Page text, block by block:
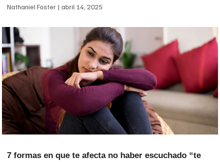
Nathaniel Foster abril 14, 2025
7 formas en que te afecta no haber escuchado “te